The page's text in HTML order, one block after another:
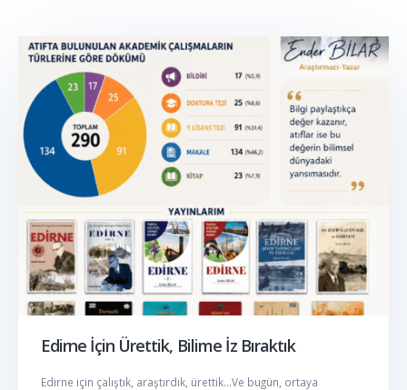
Edirne İçin Ürettik, Bilime İz Bıraktık
Edirne için çalıştık, araştırdık, ürettik…Ve bugün, ortaya